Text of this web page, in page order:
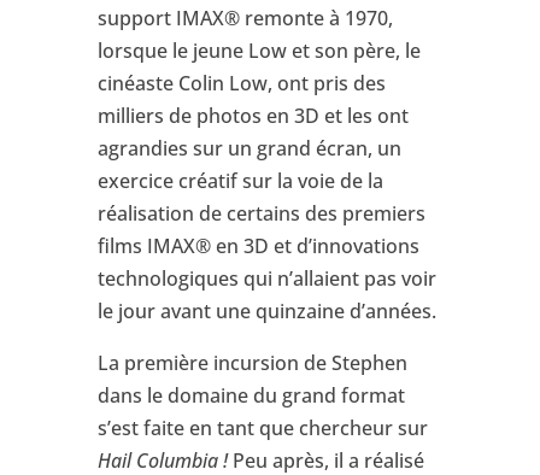
support IMAX® remonte à 1970,
lorsque le jeune Low et son père, le
cinéaste Colin Low, ont pris des
milliers de photos en 3D et les ont
agrandies sur un grand écran, un
exercice créatif sur la voie de la
réalisation de certains des premiers
films IMAX® en 3D et d’innovations
technologiques qui n’allaient pas voir
le jour avant une quinzaine d’années.
La première incursion de Stephen
dans le domaine du grand format
s’est faite en tant que chercheur sur
Hail Columbia !Peu après, il a réalisé